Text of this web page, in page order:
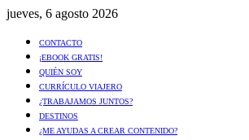
jueves, 6 agosto 2026
CONTACTO
¡EBOOK GRATIS!
QUIÉN SOY
CURRÍCULO VIAJERO
¿TRABAJAMOS JUNTOS?
DESTINOS
¿ME AYUDAS A CREAR CONTENIDO?